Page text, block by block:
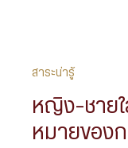
สาระน่ารู้
หญิง-ชาย
หมายของ